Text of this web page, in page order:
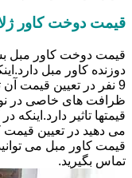
قیمت دوخت کاور
قیمت دوخت کاور مبل
9 نفر در تعیین قیمت آن
ظرافت های خاصی در
قیمتها تاثیر
می دهید در تعیین قیمت
قیمت کاور مبل می
تماس بگیرید.